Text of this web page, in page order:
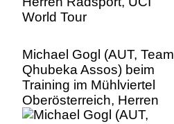
Michael Gogl (AUT, Team
Qhubeka Assos) beim
Training im Mühlviertel
Oberösterreich, Herren
Radsport, UCI World Tour